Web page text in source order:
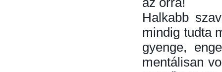
Halkabb
mindig tudta
gyenge,
mentálisan